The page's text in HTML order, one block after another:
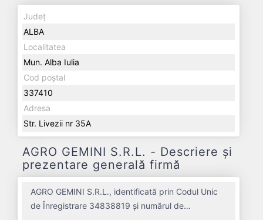
Județ
ALBA
Localitatea
Mun. Alba Iulia
Cod poștal
337410
Adresa
Str. Livezii nr 35A
AGRO GEMINI S.R.L. - Descriere și
prezentare generală firmă
AGRO GEMINI S.R.L., identificată prin Codul Unic
de Înregistrare 34838819 și numărul de